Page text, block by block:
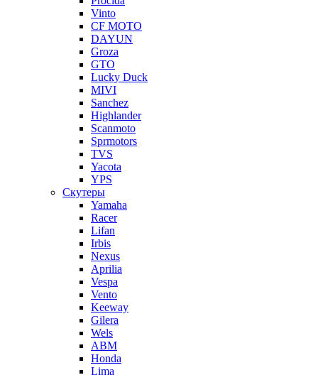
Vinto
CF MOTO
DAYUN
Groza
GTO
Lucky Duck
MIVI
Sanchez
Highlander
Scanmoto
Sprmotors
TVS
Yacota
YPS
Скутеры
Yamaha
Racer
Lifan
Irbis
Nexus
Aprilia
Vespa
Vento
Keeway
Gilera
Wels
ABM
Honda
Lima